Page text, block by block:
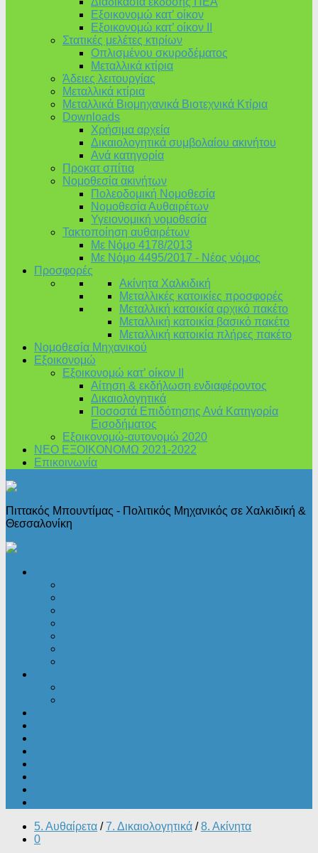
Εξοικονομώ κατ’ οίκoν
Εξοικονομώ κατ’ οίκον II
Στατικές μελέτες κτιρίων
Οπλισμένου σκυροδέματος
Μεταλλικά κτίρια
Άδειες λειτουργίας
Μεταλλικά κτίρια
Μεταλλικά Βιομηχανικά Βιοτεχνικά Κτίρια
Downloads
Χρήσιμα αρχεία
Δικαιολογητικά συμβολαίου ακινήτου
Ανά κατηγορία
Προκατ σπίτια
Νομοθεσία ακινήτων
Πολεοδομική Νομοθεσία
Νομοθεσία Αυθαιρέτων
Υγειονομική νομοθεσία
Τακτοποίηση αυθαιρέτων
Με Νόμο 4178/2013
Με Νόμο 4495/2017 - Νέος νόμος
Προσφορές
Ακίνητα Χαλκιδική
Μεταλλικές κατοικίες προσφορές
Μεταλλική κατοικία αρχικό πακέτο
Μεταλλική κατοικία βασικό πακέτο
Μεταλλική κατοικία πλήρες πακέτο
Νομοθεσία Μηχανικού
Εξοικονομώ
Εξοικονομώ κατ’ οίκον II
Αίτηση & εκδήλωση ενδιαφέροντος
Δικαιολογητικά
Ποσοστά Επιδότησης Ανά Κατηγορία
Εισοδήματος
Εξοικονομώ-αυτονομώ 2020
ΝΕΟ ΕΞΟΙΚΟΝΟΜΩ 2021-2022
Επικοινωνία
Πιττακός Μπουντίμας - Πολιτικός Μηχανικός σε Χαλκιδική &
Θεσσαλονίκη
5. Αυθαίρετα / 7. Δικαιολογητικά / 8. Ακίνητα
0